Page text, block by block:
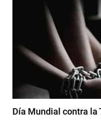
Día Mundial contra la